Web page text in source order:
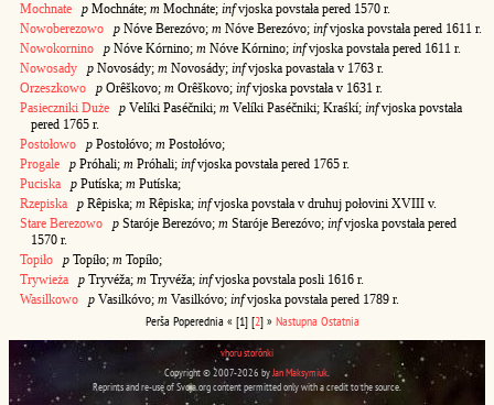
Mochnate
p Mochnáte; m Mochnáte; infvjoska povstała pered 1570 r.
Nowoberezowo
p Nóve Berezóvo; m Nóve Berezóvo; infvjoska povstała pered 1611 r.
Nowokornino
p Nóve Kórnino; m Nóve Kórnino; infvjoska povstała pered 1611 r.
Nowosady
p Novosády; m Novosády; infvjoska povastała v 1763 r.
Orzeszkowo
p Orêškovo; m Orêškovo; infvjoska povstała v 1631 r.
Pasieczniki Duże
p Velíki Paséčniki; m Velíki Paséčniki; Kraśkí; infvjoska povstała
pered 1765 r.
Postołowo
p Postołóvo; m Postołóvo;
Progale
p Próhali; m Próhali; infvjoska povstała pered 1765 r.
Puciska
p Putíska; m Putíska;
Rzepiska
p Rêpiska; m Rêpiska; infvjoska povstała v druhuj połovini XVIII v.
Stare Berezowo
p Staróje Berezóvo; m Staróje Berezóvo; infvjoska povstała pered
1570 r.
Topiło
p Topíło; m Topíło;
Trywieża
p Tryvéža; m Tryvéža; infvjoska povstala posli 1616 r.
Wasilkowo
p Vasilkóvo; m Vasilkóvo; infvjoska povstała pered 1789 r.
Perša Poperednia « [1] [2] » Nastupna Ostatnia
vhoru storônki
Copyright © 2007-2026 byJan Maksymiuk.
Reprints and re-use of Svoja.org content permitted only with a credit to the source.